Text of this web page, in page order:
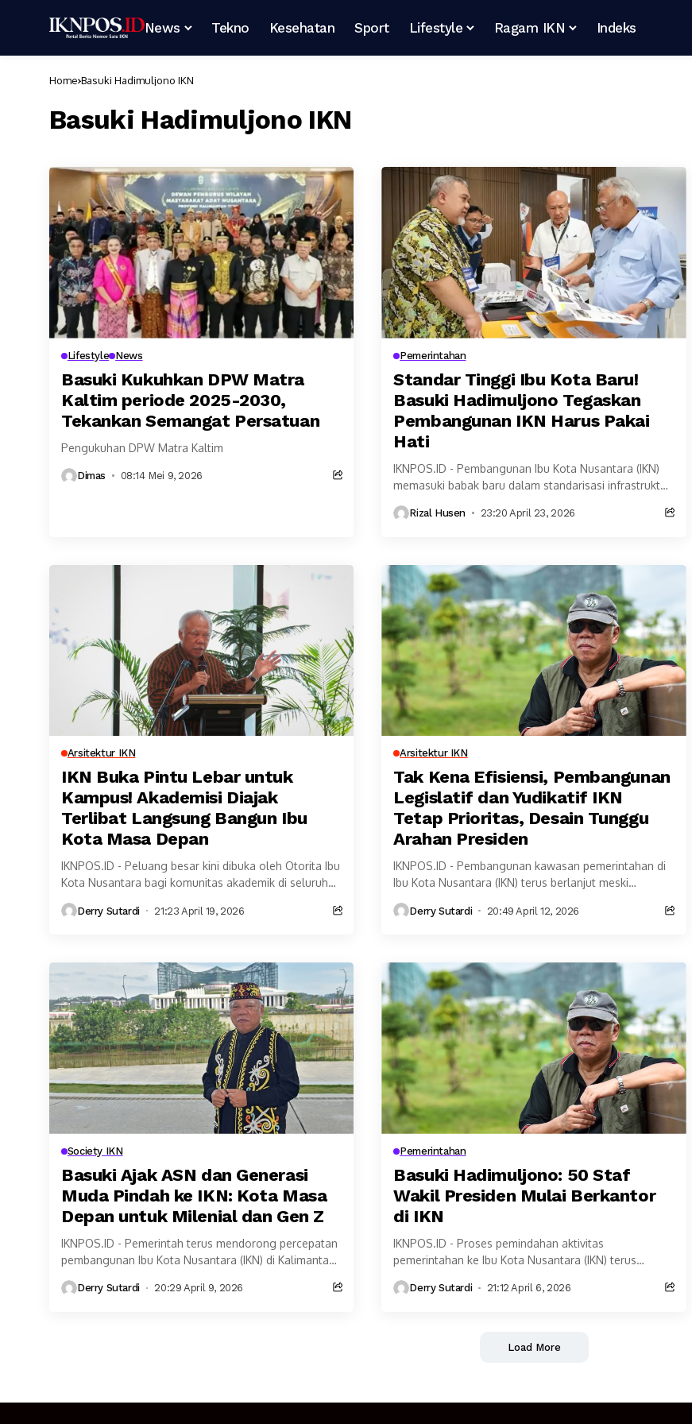
News Tekno Kesehatan Sport Lifestyle Ragam IKN Indeks
Home Basuki Hadimuljono IKN
Basuki Hadimuljono IKN
Lifestyle News
Basuki Kukuhkan DPW Matra
Kaltim periode 2025-2030,
Tekankan Semangat Persatuan
Pengukuhan DPW Matra Kaltim
Dimas 08:14 Mei 9, 2026
Pemerintahan
Standar Tinggi Ibu Kota Baru!
Basuki Hadimuljono Tegaskan
Pembangunan IKN Harus Pakai
Hati
IKNPOS.ID - Pembangunan Ibu Kota Nusantara (IKN)
memasuki babak baru dalam standarisasi infrastruktur.
membuka ruang kolaborasi...
Rizal Husen 23:20 April 23, 2026
Arsitektur IKN
IKN Buka Pintu Lebar untuk
Kampus! Akademisi Diajak
Terlibat Langsung Bangun Ibu
Kota Masa Depan
IKNPOS.ID - Peluang besar kini dibuka oleh Otorita Ibu
Kota Nusantara bagi komunitas akademik di seluruh
resmi...
Derry Sutardi 21:23 April 19, 2026
Arsitektur IKN
Tak Kena Efisiensi, Pembangunan
Legislatif dan Yudikatif IKN
Tetap Prioritas, Desain Tunggu
Arahan Presiden
IKNPOS.ID - Pembangunan kawasan pemerintahan di
Ibu Kota Nusantara (IKN) terus berlanjut meski
Kepala Otorita Ibu Kota Nusantara...
Derry Sutardi 20:49 April 12, 2026
Society IKN
Basuki Ajak ASN dan Generasi
Muda Pindah ke IKN: Kota Masa
Depan untuk Milenial dan Gen Z
IKNPOS.ID - Pemerintah terus mendorong percepatan
pembangunan Ibu Kota Nusantara (IKN) di Kalimantan
Salah satu langkah penting...
Derry Sutardi 20:29 April 9, 2026
Pemerintahan
Basuki Hadimuljono: 50 Staf
Wakil Presiden Mulai Berkantor
di IKN
IKNPOS.ID - Proses pemindahan aktivitas
pemerintahan ke Ibu Kota Nusantara (IKN) terus
Wakil Presiden Republik Indonesia dilaporkan...
Derry Sutardi 21:12 April 6, 2026
Load More